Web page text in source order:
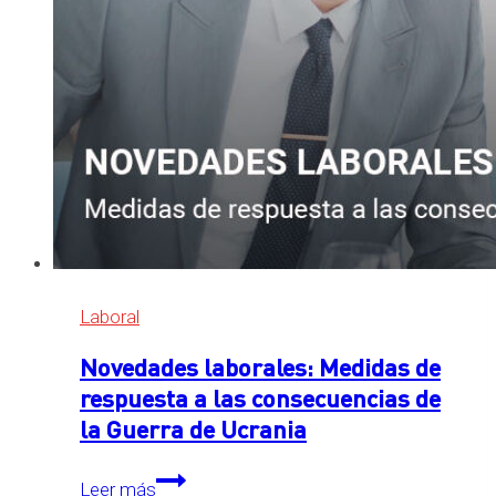
Laboral
Novedades laborales: Medidas de
respuesta a las consecuencias de
la Guerra de Ucrania
Leer más
Novedades